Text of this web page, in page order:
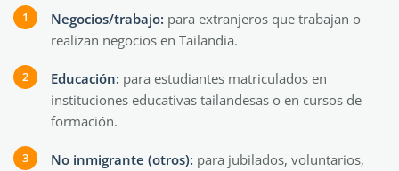
Negocios/trabajo: para extranjeros que trabajan o
realizan negocios en Tailandia.
Educación: para estudiantes matriculados en
instituciones educativas tailandesas o en cursos de
formación.
No inmigrante (otros): para jubilados, voluntarios,